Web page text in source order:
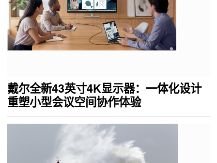
戴尔全新43英寸4K显示器：一体化设计
重塑小型会议空间协作体验